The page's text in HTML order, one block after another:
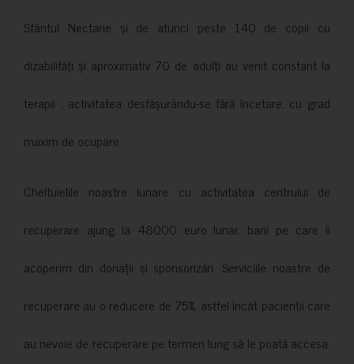
Sfântul Nectarie și de atunci peste 140 de copii cu
dizabilități și aproximativ 70 de adulți au venit constant la
terapii , activitatea desfășurându-se fără încetare, cu grad
maxim de ocupare.
Cheltuielile noastre lunare cu activitatea centrului de
recuperare ajung la 48000 euro lunar, bani pe care îi
acoperim din donații și sponsorizări. Serviciile noastre de
recuperare au o reducere de 75%, astfel încât pacienții care
au nevoie de recuperare pe termen lung să le poată accesa.